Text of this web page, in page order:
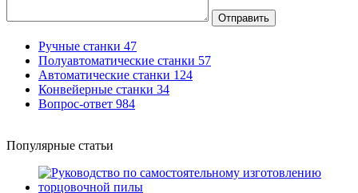
Отправить
Ручные станки 47
Полуавтоматические станки 57
Автоматические станки 124
Конвейерные станки 34
Вопрос-ответ 984
Популярные статьи